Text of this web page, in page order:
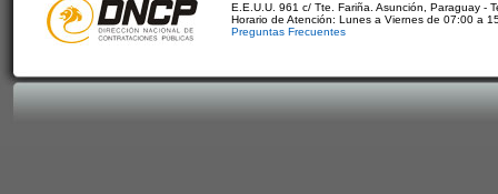
E.E.U.U. 961 c/ Tte. Fariña. Asunción, Paraguay -
Horario de Atención: Lunes a Viernes de 07:00 a
Preguntas Frecuentes